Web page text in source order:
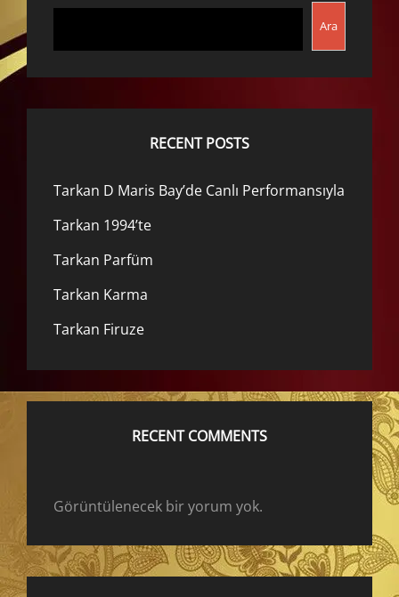
Ara
RECENT POSTS
Tarkan D Maris Bay’de Canlı Performansıyla
Tarkan 1994’te
Tarkan Parfüm
Tarkan Karma
Tarkan Firuze
RECENT COMMENTS
Görüntülenecek bir yorum yok.